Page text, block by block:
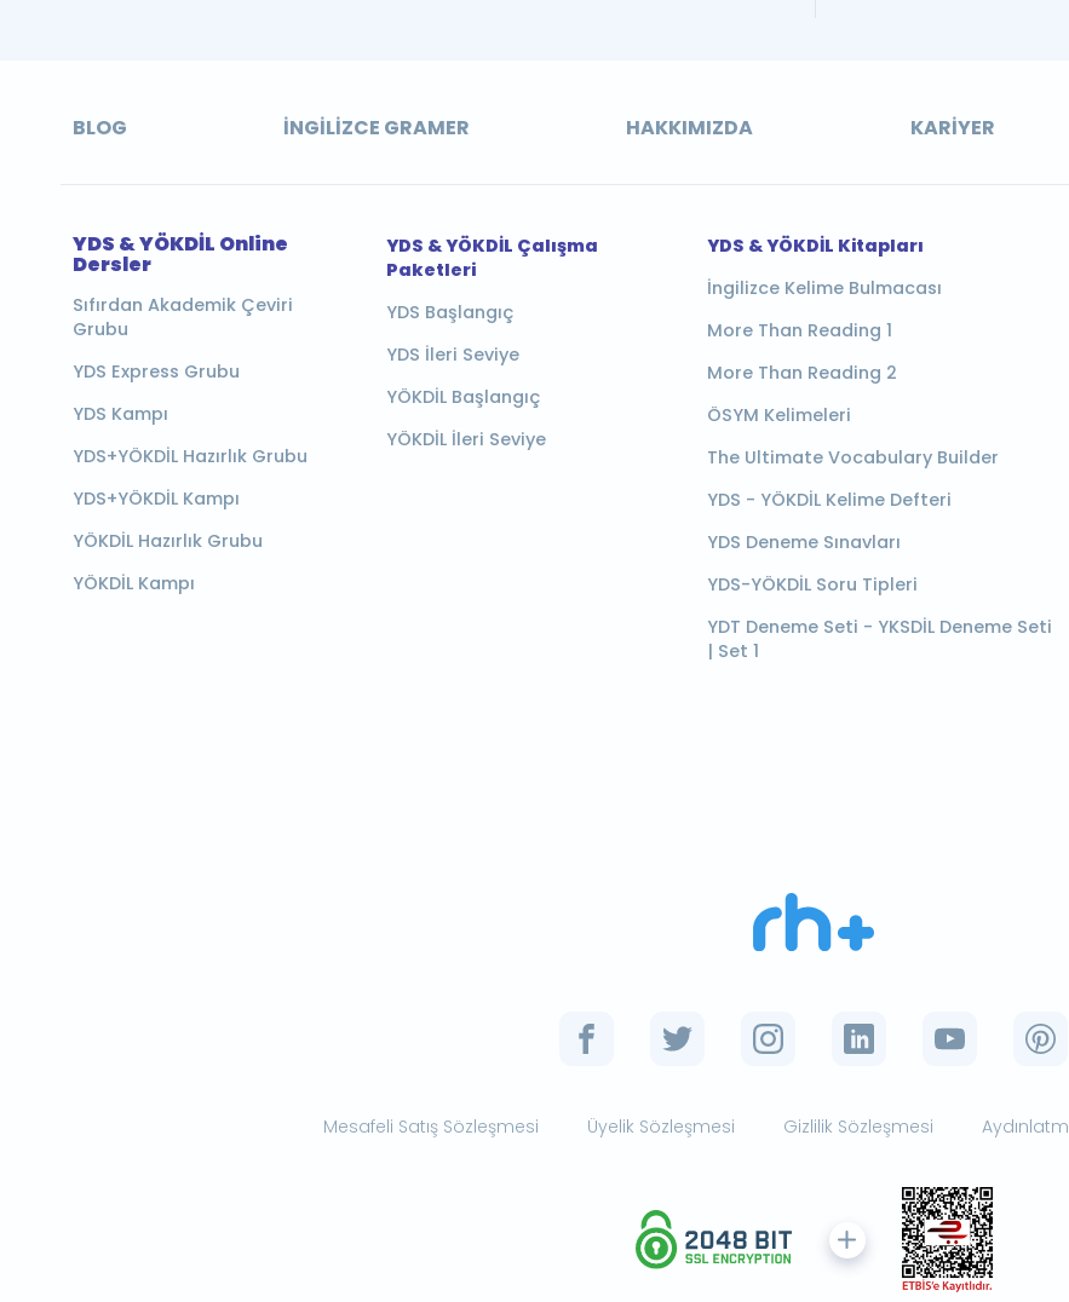
BLOG İNGILIZCE GRAMER HAKKIMIZDA KARIYER
YDS & YÖKDİL Online
Dersler
Sıfırdan Akademik Çeviri
Grubu
YDS Express Grubu
YDS Kampı
YDS+YÖKDİL Hazırlık Grubu
YDS+YÖKDİL Kampı
YÖKDİL Hazırlık Grubu
YÖKDİL Kampı
YDS & YÖKDİL Çalışma
Paketleri
YDS Başlangıç
YDS İleri Seviye
YÖKDİL Başlangıç
YÖKDİL İleri Seviye
YDS & YÖKDİL Kitapları
İngilizce Kelime Bulmacası
More Than Reading 1
More Than Reading 2
ÖSYM Kelimeleri
The Ultimate Vocabulary Builder
YDS - YÖKDİL Kelime Defteri
YDS Deneme Sınavları
YDS-YÖKDİL Soru Tipleri
YDT Deneme Seti - YKSDİL Deneme Seti
| Set 1
Mesafeli Satış Sözleşmesi Üyelik Sözleşmesi Gizlilik Sözleşmesi